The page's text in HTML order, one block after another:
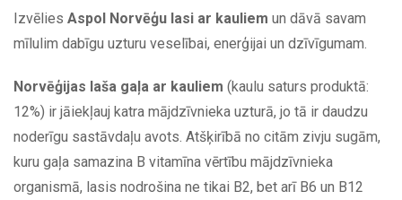
Izvēlies Aspol Norvēģu lasi ar kauliem un dāvā savam
mīlulim dabīgu uzturu veselībai, enerģijai un dzīvīgumam.
Norvēģijas laša gaļa ar kauliem (kaulu saturs produktā:
12%) ir jāiekļauj katra mājdzīvnieka uzturā, jo tā ir daudzu
noderīgu sastāvdaļu avots. Atšķirībā no citām zivju sugām,
kuru gaļa samazina B vitamīna vērtību mājdzīvnieka
organismā, lasis nodrošina ne tikai B2, bet arī B6 un B12